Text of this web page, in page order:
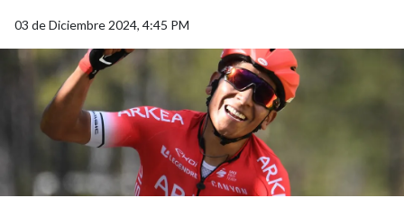
03 de Diciembre 2024, 4:45 PM